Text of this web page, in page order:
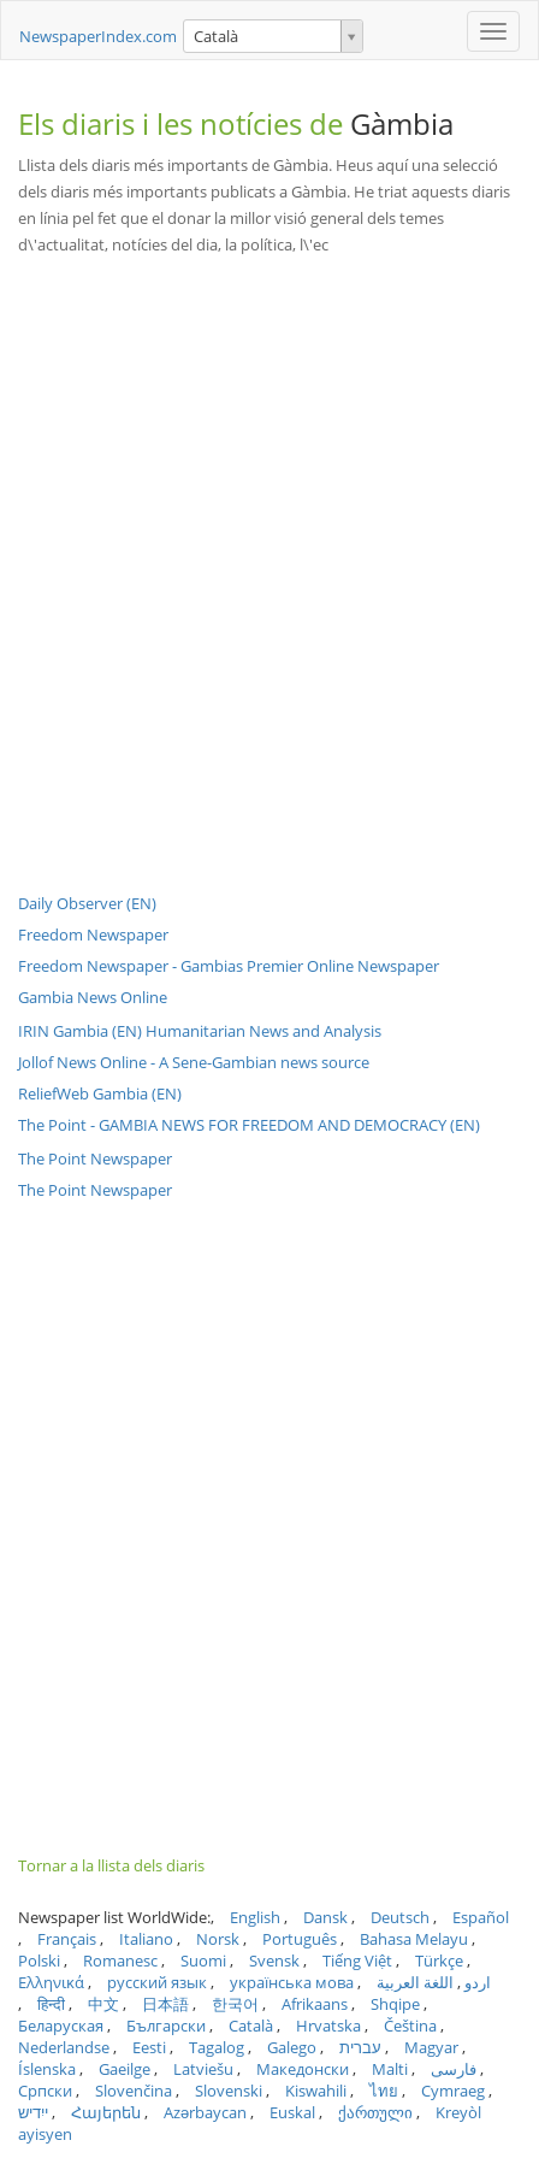
Toggle
NewspaperIndex.com Català
Els diaris i les notícies de Gàmbia
Llista dels diaris més importants de Gàmbia. Heus aquí una selecció
dels diaris més importants publicats a Gàmbia. He triat aquests diaris
en línia pel fet que el donar la millor visió general dels temes
d\'actualitat, notícies del dia, la política, l\'ec
Daily Observer (EN)
Freedom Newspaper
Freedom Newspaper - Gambias Premier Online Newspaper
Gambia News Online
IRIN Gambia (EN) Humanitarian News and Analysis
Jollof News Online - A Sene-Gambian news source
ReliefWeb Gambia (EN)
The Point - GAMBIA NEWS FOR FREEDOM AND DEMOCRACY (EN)
The Point Newspaper
The Point Newspaper
Tornar a la llista dels diaris
Newspaper list WorldWide: English Dansk Deutsch
Español
Français
Italiano Norsk Português
Bahasa Melayu
Polski
Romanesc Suomi Svensk Tiếng Việt
Türkçe
Ελληνικά
русский язык українська мова اردو
اللغة العربية
हिन्दी
中文 日本語 한국어 Afrikaans
Shqipe
Беларуская
Български Català Hrvatska
Čeština
Nederlandse
Eesti Tagalog Galego עברית
Magyar
Íslenska
Gaeilge Latviešu Македонски Malti
فارسی
Српски
Slovenčina Slovenski Kiswahili ไทย
Cymraeg
ייִדיש
Հայերեն Azərbaycan Euskal ქართული
Kreyòl
ayisyen